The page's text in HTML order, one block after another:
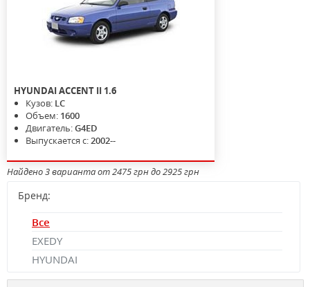
HYUNDAIACCENT II 1.6
Кузов: LC
Объем: 1600
Двигатель:G4ED
Выпускается с:2002--
Найдено 3 варианта от 2475 грн до 2925 грн
Бренд:
Все
EXEDY
HYUNDAI